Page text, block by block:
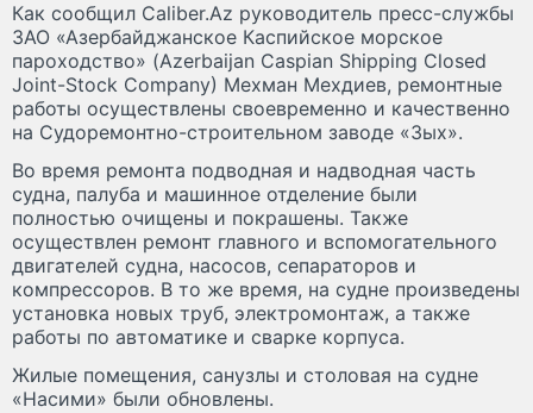
Как сообщил Caliber.Az руководитель пресс-службы
ЗАО «Азербайджанское Каспийское морское
пароходство» (Azerbaijan Caspian Shipping Closed
Joint-Stock Company) Мехман Мехдиев, ремонтные
работы осуществлены своевременно и качественно
на Судоремонтно-строительном заводе «Зых».
Во время ремонта подводная и надводная часть
судна, палуба и машинное отделение были
полностью очищены и покрашены. Также
осуществлен ремонт главного и вспомогательного
двигателей судна, насосов, сепараторов и
компрессоров. В то же время, на судне произведены
установка новых труб, электромонтаж, а также
работы по автоматике и сварке корпуса.
Жилые помещения, санузлы и столовая на судне
«Насими» были обновлены.